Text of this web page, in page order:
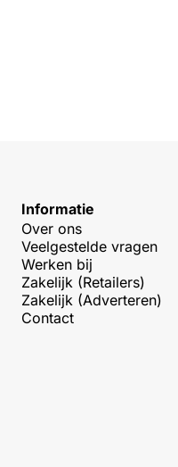
Informatie
Over ons
Veelgestelde vragen
Werken bij
Zakelijk (Retailers)
Zakelijk (Adverteren)
Contact